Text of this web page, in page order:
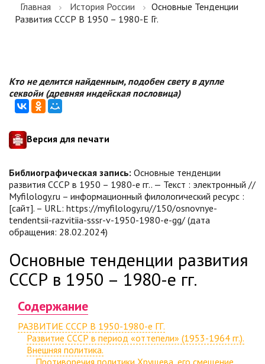
Главная История России
Основные Тенденции
Развития СССР В 1950 – 1980-Е Гг.
Кто не делится найденным, подобен свету в дупле
секвойи (древняя индейская пословица)
Версия для печати
Библиографическая запись: Основные тенденции
развития СССР в 1950 – 1980-е гг.. — Текст : электронный //
Myfilology.ru – информационный филологический ресурс :
[сайт]. – URL: https://myfilology.ru//150/osnovnye-
tendentsii-razvitiia-sssr-v-1950-1980-e-gg/ (дата
обращения: 28.02.2024)
Основные тенденции развития
СССР в 1950 – 1980-е гг.
Содержание
РАЗВИТИЕ СССР В 1950-1980-е ГГ.
Развитие СССР в период «оттепели» (1953-1964 гг.).
Внешняя политика.
Противоречия политики Хрущева, его смещение.